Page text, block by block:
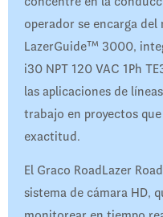
operador se encarga del
LazerGuide™ 3000,
i30 NPT 120 VAC 1Ph
las aplicaciones de
trabajo en proyectos
exactitud.
El Graco RoadLazer
sistema de cámara HD,